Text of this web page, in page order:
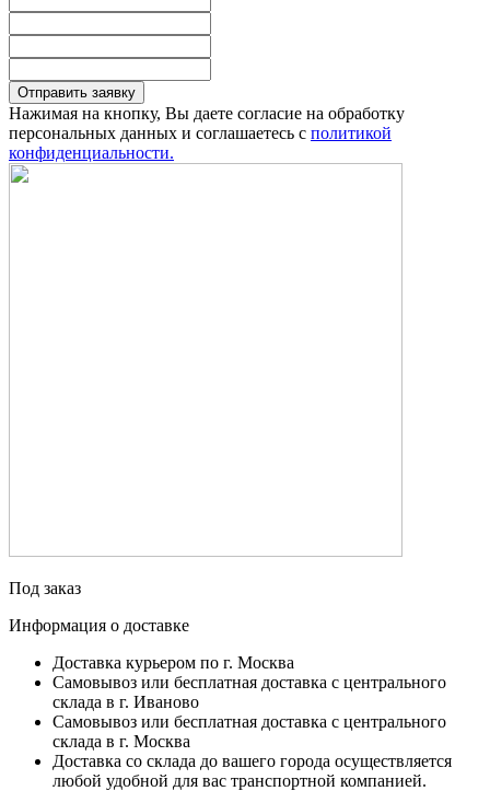
Отправить заявку
Нажимая на кнопку, Вы даете согласие на обработку
персональных данных и соглашаетесь с политикой
конфиденциальности.
Под заказ
Информация о доставке
Доставка курьером по г. Москва
Самовывоз или бесплатная доставка с центрального
склада в г. Иваново
Самовывоз или бесплатная доставка с центрального
склада в г. Москва
Доставка со склада до вашего города осуществляется
любой удобной для вас транспортной компанией.